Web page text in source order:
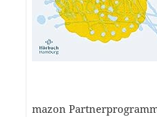
mazon